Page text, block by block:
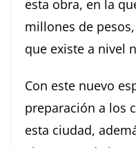
esta obra, en la
millones de
que existe a nivel
Con este nuevo
preparación a los
esta ciudad,